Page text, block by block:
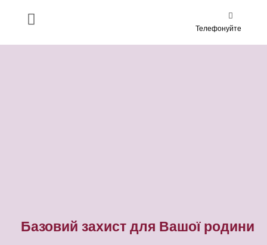
Телефонуйте
Базовий захист для Вашої родини